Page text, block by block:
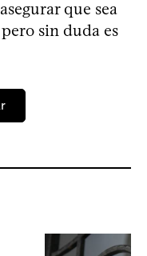
que sea
sin duda es